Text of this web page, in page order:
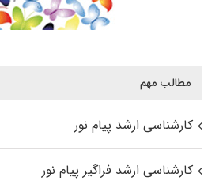
مطالب مهم
کارشناسی ارشد پیام نور
کارشناسی ارشد فراگیر پیام نور